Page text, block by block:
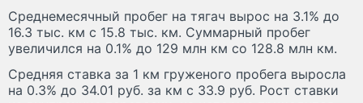
Среднемесячный пробег на тягач вырос на 3.1% до
16.3 тыс. км с 15.8 тыс. км. Суммарный пробег
увеличился на 0.1% до 129 млн км со 128.8 млн км.
Средняя ставка за 1 км груженого пробега выросла
на 0.3% до 34.01 руб. за км с 33.9 руб. Рост ставки